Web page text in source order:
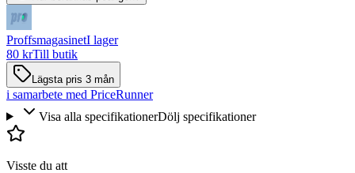
ProffsmagasinetI lager
80 krTill butik
Lägsta pris 3 mån
i samarbete med PriceRunner
Visa alla specifikationerDölj specifikationer
Visste du att